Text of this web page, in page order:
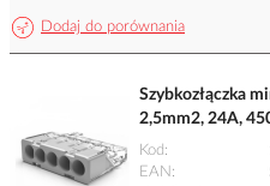
Dodaj do porównania
Szybkozłączka
2,5mm2, 24A,
Kod
EAN